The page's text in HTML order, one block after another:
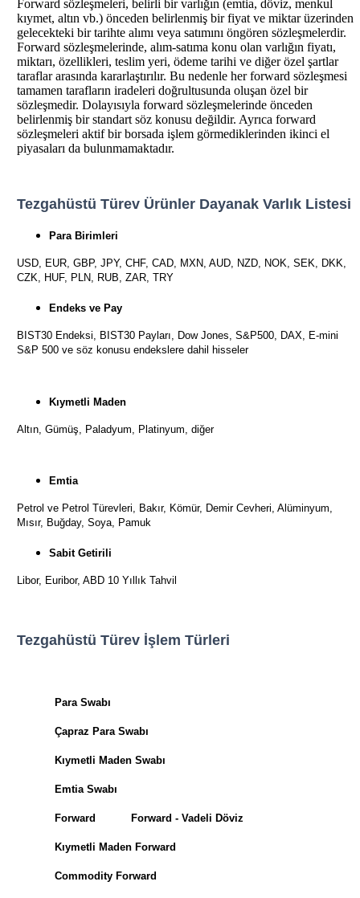
Forward sözleşmeleri, belirli bir varlığın (emtia, döviz, menkul
kıymet, altın vb.) önceden belirlenmiş bir fiyat ve miktar üzerinden
gelecekteki bir tarihte alımı veya satımını öngören sözleşmelerdir.
Forward sözleşmelerinde, alım-satıma konu olan varlığın fiyatı,
miktarı, özellikleri, teslim yeri, ödeme tarihi ve diğer özel şartlar
taraflar arasında kararlaştırılır. Bu nedenle her forward sözleşmesi
tamamen tarafların iradeleri doğrultusunda oluşan özel bir
sözleşmedir. Dolayısıyla forward sözleşmelerinde önceden
belirlenmiş bir standart söz konusu değildir. Ayrıca forward
sözleşmeleri aktif bir borsada işlem görmediklerinden ikinci el
piyasaları da bulunmamaktadır.
Tezgahüstü Türev Ürünler Dayanak Varlık Listesi
Para Birimleri
USD, EUR, GBP, JPY, CHF, CAD, MXN, AUD, NZD, NOK, SEK, DKK,
CZK, HUF, PLN, RUB, ZAR, TRY
Endeks ve Pay
BIST30 Endeksi, BIST30 Payları, Dow Jones, S&P500, DAX, E-mini
S&P 500 ve söz konusu endekslere dahil hisseler
Kıymetli Maden
Altın, Gümüş, Paladyum, Platinyum, diğer
Emtia
Petrol ve Petrol Türevleri, Bakır, Kömür, Demir Cevheri, Alüminyum,
Mısır, Buğday, Soya, Pamuk
Sabit Getirili
Libor, Euribor, ABD 10 Yıllık Tahvil
Tezgahüstü Türev İşlem Türleri
Para Swabı
Çapraz Para Swabı
Kıymetli Maden Swabı
Emtia Swabı
Forward Forward - Vadeli Döviz
Kıymetli Maden Forward
Commodity Forward